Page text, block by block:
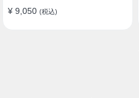
¥ 9,050 (税込)